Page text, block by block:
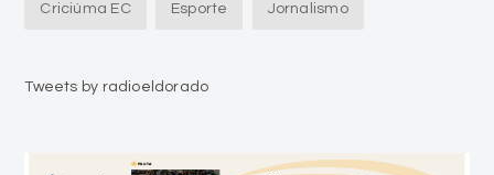
Tweets by radioeldorado